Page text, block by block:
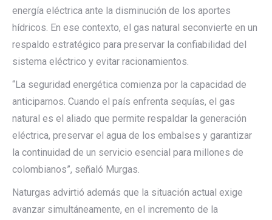
energía eléctrica ante la disminución de los aportes
hídricos. En ese contexto, el gas natural seconvierte en un
respaldo estratégico para preservar la confiabilidad del
sistema eléctrico y evitar racionamientos.
“La seguridad energética comienza por la capacidad de
anticiparnos. Cuando el país enfrenta sequías, el gas
natural es el aliado que permite respaldar la generación
eléctrica, preservar el agua de los embalses y garantizar
la continuidad de un servicio esencial para millones de
colombianos”, señaló Murgas.
Naturgas advirtió además que la situación actual exige
avanzar simultáneamente, en el incremento de la